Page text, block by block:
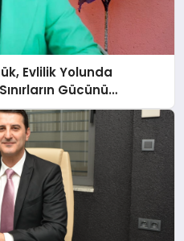
Evlilik Yolunda
Gücünü